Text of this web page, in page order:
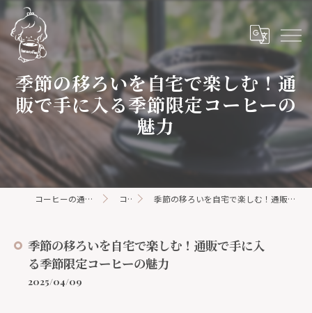
季節の移ろいを自宅で楽しむ！通
販で手に入る季節限定コーヒーの
魅力
コーヒーの通販ならhanacoffee コラム 季節の移ろいを自宅で楽しむ！通販で手に入る季節限定コーヒーの魅力
季節の移ろいを自宅で楽しむ！通販で手に入
る季節限定コーヒーの魅力
2025/04/09